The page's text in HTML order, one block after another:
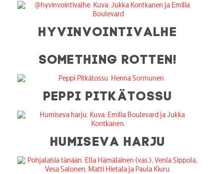
HYVINVOINTIVALHE
SOMETHING ROTTEN!
PEPPI PITKÄTOSSU
HUMISEVA HARJU